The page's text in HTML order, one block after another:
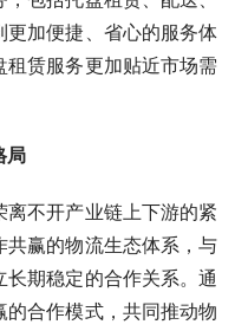
更加便捷、省心的服务体
赁服务更加贴近市场需
局
不开产业链上下游的紧
共赢的物流生态体系，与
期稳定的合作关系。通
合作模式，共同推动物